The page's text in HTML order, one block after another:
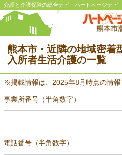
介護と介護保険の総合ナビ ハートページナビ
熊本市・近隣の地域密着
入所者生活介護の一覧
※掲載情報は、2025年8月時点の情報
事業所番号（半角数字）
電話番号（半角数字）